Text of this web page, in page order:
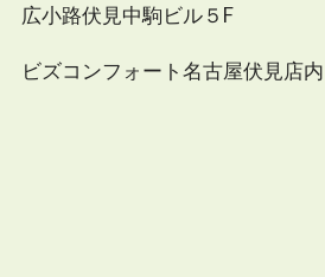
広小路伏見中駒ビル５F
ビズコンフォート名古屋伏見店内